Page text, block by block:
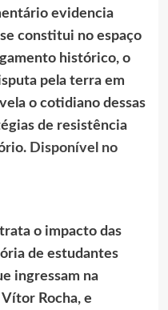
evidencia
constitui no espaço
histórico, o
pela terra em
o cotidiano dessas
de resistência
Disponível no
o impacto das
de estudantes
ingressam na
Rocha, e